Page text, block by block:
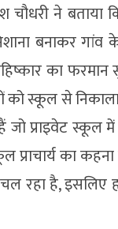
ने बताया
बनाकर गांव
का फरमान
स्कूल से निकाला
जो प्राइवेट स्कूल
प्राचार्य का
रहा है, इसलिए